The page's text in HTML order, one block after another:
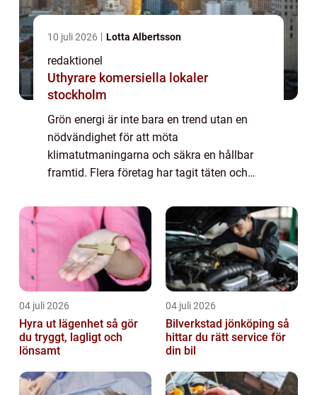
10 juli 2026 Lotta Albertsson
redaktionel
Uthyrare komersiella lokaler
stockholm
Grön energi är inte bara en trend utan en
nödvändighet för att möta
klimatutmaningarna och säkra en hållbar
framtid. Flera företag har tagit täten och
gå...
04 juli 2026
Hyra ut lägenhet så gör
du tryggt, lagligt och
lönsamt
04 juli 2026
Bilverkstad jönköping så
hittar du rätt service för
din bil